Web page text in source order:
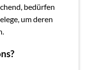
bedürfen
um deren